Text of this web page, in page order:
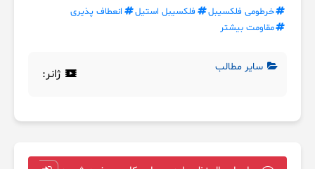
خرطومی فلکسیبل فلکسیبل استیل
انعطاف پذیری
مقاومت بیشتر
سایر مطالب ژانر: